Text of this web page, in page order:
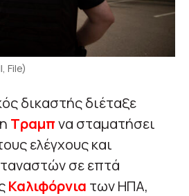
File)
δικαστής διέταξε
Τραμπνα σταματήσει
ελέγχους και
σε επτά
Καλιφόρνια των ΗΠΑ,